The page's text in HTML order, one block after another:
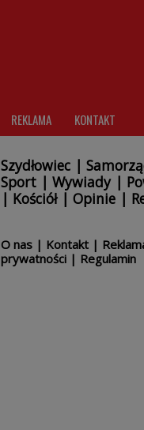
REKLAMA KONTAKT
Szydłowiec|
Sport| Wywiady|
| Kościół| Opinie|
O nas| Kontakt|
prywatności| Regulamin